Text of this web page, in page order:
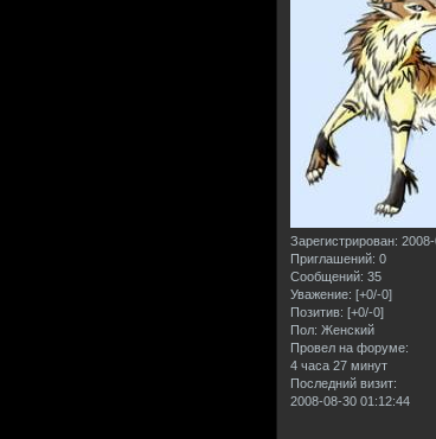
Зарегистрирован:
Приглашений: 0
Сообщений: 35
Уважение: [+0/-0]
Позитив: [+0/-0]
Пол: Женский
Провел на форуме:
4 часа 27 минут
Последний визит:
2008-08-30 01:12:44